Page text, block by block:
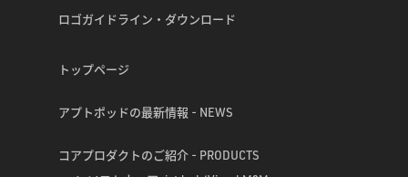
ロゴガイドライン・ダウンロード
トップページ
アプトポッドの最新情報 - NEWS
コアプロダクトのご紹介 - PRODUCTS